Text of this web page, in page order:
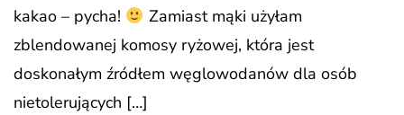
kakao – pycha!
Zamiast mąki użyłam
zblendowanej komosy ryżowej, która jest
doskonałym źródłem węglowodanów dla osób
nietolerujących […]